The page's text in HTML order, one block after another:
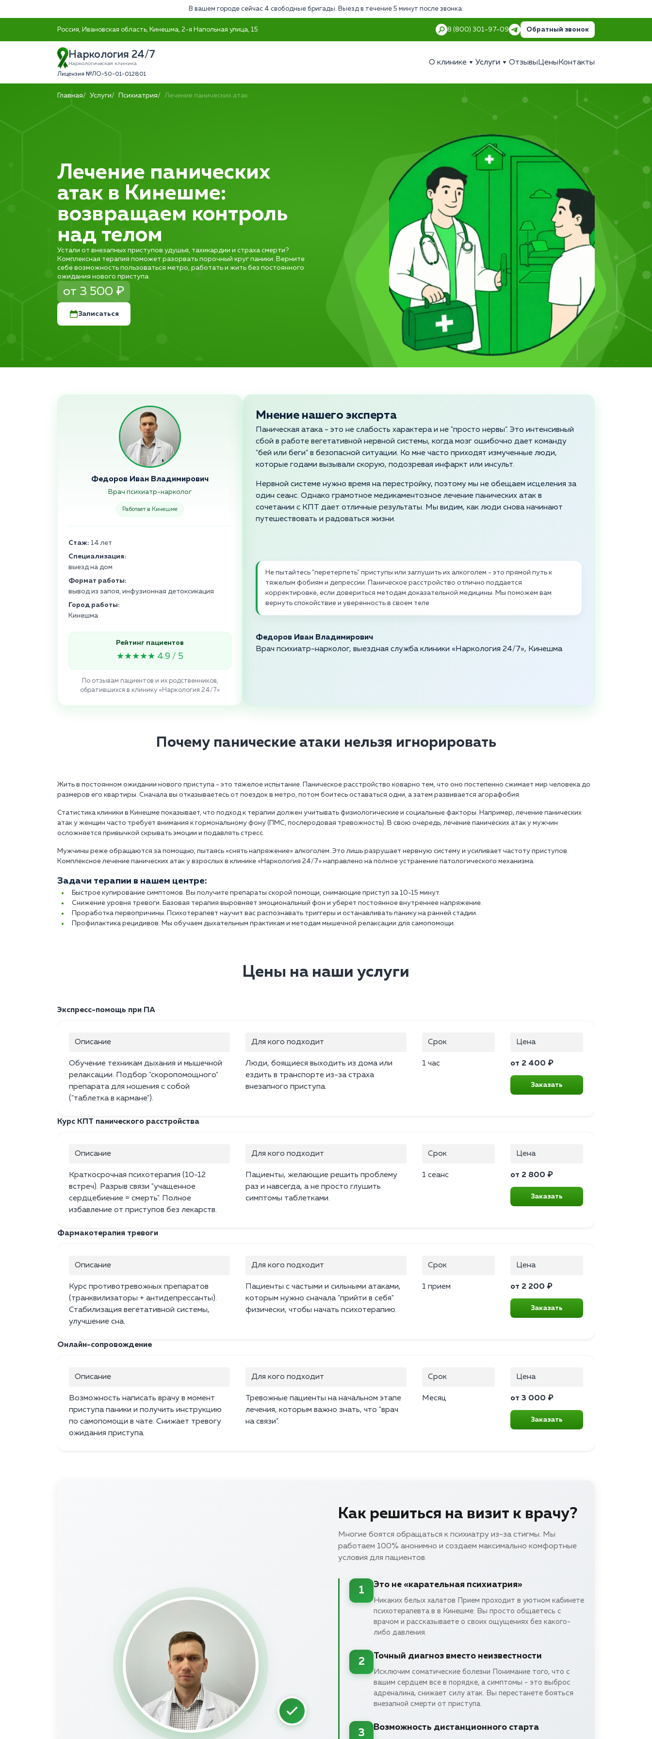
В вашем городе сейчас 4 свободные бригады. Выезд в течение 5 минут после звонка:
Россия, Ивановская область, Кинешма, 2-я Напольная улица, 15 8 (800) 301-97-09 Обратный звонок
Наркология 24/7
Наркологическая клиника
Лицензия №ЛО-50-01-012801
О клинике Услуги Отзывы Цены Контакты
Главная Услуги Психиатрия Лечение панических атак
Лечение панических
атак в Кинешме:
возвращаем контроль
над телом
Устали от внезапных приступов удушья, тахикардии и страха смерти?
Комплексная терапия поможет разорвать порочный круг паники. Верните
себе возможность пользоваться метро, работать и жить без постоянного
ожидания нового приступа.
от 3 500 ₽
Записаться
Федоров Иван Владимирович
Врач психиатр-нарколог
Работает в Кинешме
Стаж: 14 лет
Специализация:
выезд на дом
Формат работы:
вывод из запоя, инфузионная детоксикация
Город работы:
Кинешма
Рейтинг пациентов
★★★★★ 4.9 / 5
По отзывам пациентов и их родственников,
обратившихся в клинику «Наркология 24/7»
Мнение нашего эксперта
Паническая атака - это не слабость характера и не "просто нервы". Это интенсивный
сбой в работе вегетативной нервной системы, когда мозг ошибочно дает команду
"бей или беги" в безопасной ситуации. Ко мне часто приходят измученные люди,
которые годами вызывали скорую, подозревая инфаркт или инсульт.
Нервной системе нужно время на перестройку, поэтому мы не обещаем исцеления за
один сеанс. Однако грамотное медикаментозное лечение панических атак в
сочетании с КПТ дает отличные результаты. Мы видим, как люди снова начинают
путешествовать и радоваться жизни.
Не пытайтесь "перетерпеть" приступы или заглушить их алкоголем - это прямой путь к
тяжелым фобиям и депрессии. Паническое расстройство отлично поддается
корректировке, если довериться методам доказательной медицины. Мы поможем вам
вернуть спокойствие и уверенность в своем теле
Федоров Иван Владимирович
Врач психиатр-нарколог, выездная служба клиники «Наркология 24/7», Кинешма
Почему панические атаки нельзя игнорировать
Жить в постоянном ожидании нового приступа - это тяжелое испытание. Паническое расстройство коварно тем, что оно постепенно сжимает мир человека до
размеров его квартиры. Сначала вы отказываетесь от поездок в метро, потом боитесь оставаться одни, а затем развивается агорафобия.
Статистика клиники в Кинешме показывает, что подход к терапии должен учитывать физиологические и социальные факторы. Например, лечение панических
атак у женщин часто требует внимания к гормональному фону (ПМС, послеродовая тревожность). В свою очередь, лечение панических атак у мужчин
осложняется привычкой скрывать эмоции и подавлять стресс.
Мужчины реже обращаются за помощью, пытаясь «снять напряжение» алкоголем. Это лишь разрушает нервную систему и усиливает частоту приступов.
Комплексное лечение панических атак у взрослых в клинике «Наркология 24/7» направлено на полное устранение патологического механизма.
Задачи терапии в нашем центре:
Быстрое купирование симптомов. Вы получите препараты скорой помощи, снимающие приступ за 10-15 минут.
Снижение уровня тревоги. Базовая терапия выровняет эмоциональный фон и уберет постоянное внутреннее напряжение.
Проработка первопричины. Психотерапевт научит вас распознавать триггеры и останавливать панику на ранней стадии.
Профилактика рецидивов. Мы обучаем дыхательным практикам и методам мышечной релаксации для самопомощи.
Цены на наши услуги
Экспресс-помощь при ПА
Описание
Обучение техникам дыхания и мышечной
релаксации. Подбор "скоропомощного"
препарата для ношения с собой
("таблетка в кармане").
Для кого подходит
Люди, боящиеся выходить из дома или
ездить в транспорте из-за страха
внезапного приступа.
Срок
1 час
Цена
от 2 400 ₽
Заказать
Курс КПТ панического расстройства
Описание
Краткосрочная психотерапия (10-12
встреч). Разрыв связи "учащенное
сердцебиение = смерть". Полное
избавление от приступов без лекарств.
Для кого подходит
Пациенты, желающие решить проблему
раз и навсегда, а не просто глушить
симптомы таблетками.
Срок
1 сеанс
Цена
от 2 800 ₽
Заказать
Фармакотерапия тревоги
Описание
Курс противотревожных препаратов
(транквилизаторы + антидепрессанты).
Стабилизация вегетативной системы,
улучшение сна.
Для кого подходит
Пациенты с частыми и сильными атаками,
которым нужно сначала "прийти в себя"
физически, чтобы начать психотерапию.
Срок
1 прием
Цена
от 2 200 ₽
Заказать
Онлайн-сопровождение
Описание
Возможность написать врачу в момент
приступа паники и получить инструкцию
по самопомощи в чате. Снижает тревогу
ожидания приступа.
Для кого подходит
Тревожные пациенты на начальном этапе
лечения, которым важно знать, что "врач
на связи".
Срок
Месяц
Цена
от 3 000 ₽
Заказать
Как решиться на визит к врачу?
Многие боятся обращаться к психиатру из-за стигмы. Мы
работаем 100% анонимно и создаем максимально комфортные
условия для пациентов.
1
Это не «карательная психиатрия»
Никаких белых халатов Прием проходит в уютном кабинете
психотерапевта в в Кинешме. Вы просто общаетесь с
врачом и рассказываете о своих ощущениях без какого-
либо давления.
2
Точный диагноз вместо неизвестности
Исключим соматические болезни Понимание того, что с
вашим сердцем все в порядке, а симптомы - это выброс
адреналина, снижает силу атак. Вы перестанете бояться
внезапной смерти от приступа.
3
Возможность дистанционного старта